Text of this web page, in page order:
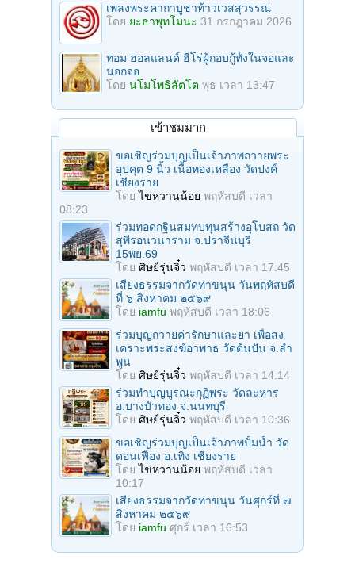
เพลงพระคาถาบูชาท้าวเวสสุวรรณ
โดย ยะธาพุทโมนะ 31 กรกฎาคม 2026
ทอม ฮอลแลนด์ ฮีโร่ผู้กอบกู้ทั้งในจอและ
นอกจอ
โดย นโมโพธิสัตโต พุธ เวลา 13:47
เข้าชมมาก
ขอเชิญร่วมบุญเป็นเจ้าภาพถวายพระ
อุปคุต 9 นิ้ว เนื้อทองเหลือง วัดปงค์
เชียงราย
โดยไข่หวานน้อย พฤหัสบดี เวลา
08:23
ร่วมทอดกฐินสมทบทุนสร้างอุโบสถ วัด
สุพีรอนวนาราม จ.ปราจีนบุรี
15พย.69
โดย ศิษย์รุ่นจิ๋ว พฤหัสบดี เวลา 17:45
เสียงธรรมจากวัดท่าขนุน วันพฤหัสบดี
ที่ ๖ สิงหาคม ๒๕๖๙
โดย iamfu พฤหัสบดี เวลา 18:06
ร่วมบุญถวายค่ารักษาและยา เพื่อสง
เคราะพระสงฆ์อาพาธ วัดต้นปัน จ.ลํา
พูน
โดย ศิษย์รุ่นจิ๋ว พฤหัสบดี เวลา 14:14
ร่วมทําบุญบูรณะกุฏิพระ วัดละหาร
อ.บางบัวทอง จ.นนทบุรี
โดย ศิษย์รุ่นจิ๋ว พฤหัสบดี เวลา 10:36
ขอเชิญร่วมบุญเป็นเจ้าภาพปั้มน้ำ วัด
ดอนเฟือง อ.เทิง เชียงราย
โดยไข่หวานน้อย พฤหัสบดี เวลา
10:17
เสียงธรรมจากวัดท่าขนุน วันศุกร์ที่ ๗
สิงหาคม ๒๕๖๙
โดย iamfu ศุกร์ เวลา 16:53